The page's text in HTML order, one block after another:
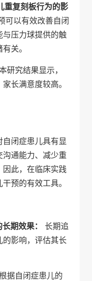
重复刻板行为的影
可以有效改善自闭
压力球提供的触
关。
研究结果显示，
长满意度较高。
闭症患儿具有显
通能力、减少重
此，在临床实践
预的有效工具。
期效果：
长期追
影响，评估其长
据自闭症患儿的